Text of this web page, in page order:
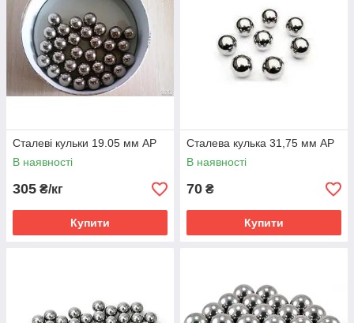
Сталеві кульки 19.05 мм AP
В наявності
305 ₴/кг
Купити
Сталева кулька 31,75 мм AP
В наявності
70 ₴
Купити